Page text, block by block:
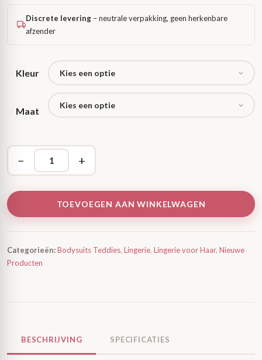
Discrete levering – neutrale verpakking, geen herkenbare
afzender
Kleur
Maat
− +
TOEVOEGEN AAN WINKELWAGEN
Categorieën:Bodysuits Teddies, Lingerie, Lingerie voor Haar, Nieuwe
Producten
BESCHRIJVING SPECIFICATIES